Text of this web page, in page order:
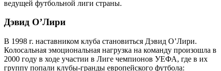
ведущей футбольной лиги страны.
Дэвид О’Лири
В 1998 г. наставником клуба становиться Дэвид О’Лири.
Колосальная эмоциональная нагрузка на команду произошла в
2000 году в ходе участии в Лиге чемпионов УЕФА, где в их
группу попали клубы-гранды европейского футбола: